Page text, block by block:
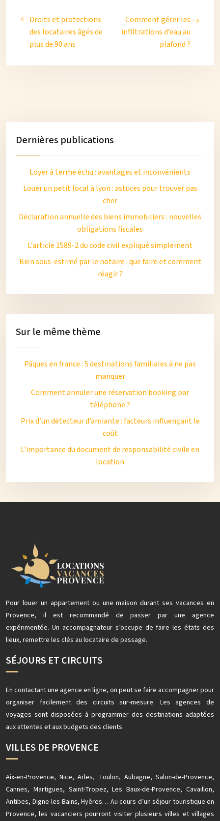
Droits et protections
des locataires âgés de
plus de 90 ans
Comment gérer les
infiltrations d’eau au
plafond ?
Dernières publications
Loyer à terme échu : avantages et inconvénients
Louer un petit local à lyon : astuces pour trouver pas
cher
Déclaration annuelle des biens immobiliers : nouvelles
obligations fiscales
L’article 1589-2 du code civil expliqué simplement
Bien sous-estimé par le notaire : que faire et comment
réagir ?
Sur le même thème
Pâques en france : 5 destinations familiales à ne pas
manquer
Comment annuler une réservation booking par
téléphone ?
Prix d’un détecteur d’amiante : facteurs influençant le
coût
L’importance du document de responsabilité civile en
location
Pour louer un appartement ou une maison durant ses vacances en
Provence, il est recommandé de passer par une agence
expérimentée. Un accompagnateur s’occupe de faire les états des
lieux, remettre les clés au locataire de passage.
SÉJOURS ET CIRCUITS
En contactant une agence en ligne, on peut se faire accompagner pour
organiser facilement des circuits sur-mesure. Les agences de
voyages sont disposées à programmer des destinations adaptées
aux attentes et aux budgets des clients.
VILLES DE PROVENCE
Aix-en-Provence, Nice, Arles, Toulon, Aubagne, Salon-de-Provence,
Cannes, Martigues, Saint-Tropez, Les Baux-de-Provence, Cavaillon,
Antibes, Digne-les-Bains, Hyères… Au cours d’un séjour touristique en
Provence, les vacanciers pourront visiter plusieurs villes et villages